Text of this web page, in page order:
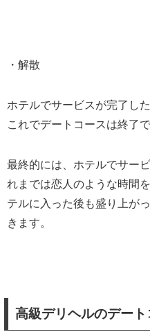
・解散
ホテルでサービスが完了し
これでデートコースは終了で
最終的には、ホテルでサー
れまでは恋人のような時間
テルに入った後も盛り上が
きます。
高級デリヘルのデー